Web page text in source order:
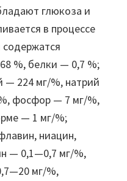
глюкоза и
в процессе
содержатся
%, белки — 0,7 %;
— 224 мг/%, натрий
фосфор — 7 мг/%,
— 1 мг/%;
ниацин,
— 0,1—0,7 мг/%,
мг/%,